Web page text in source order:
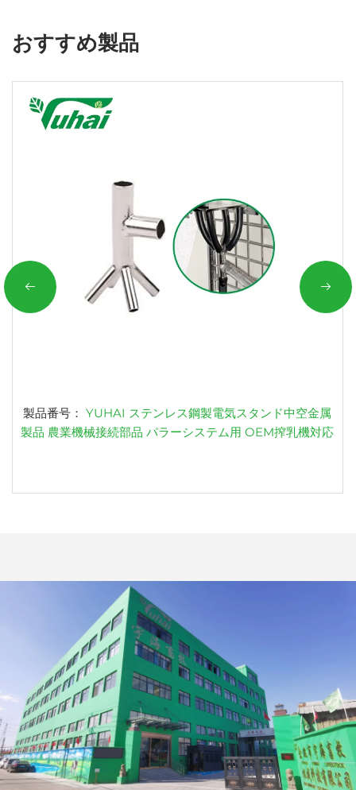
おすすめ製品
製品番号： YUHAI ステンレス鋼製電気スタンド中空金属
製品 農業機械接続部品 パラーシステム用 OEM搾乳機対応